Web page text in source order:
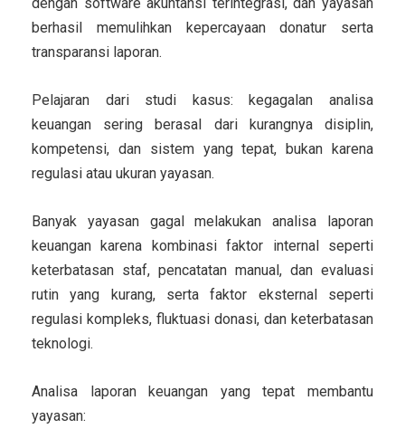
berhasil memulihkan kepercayaan donatur serta
transparansi laporan.
Pelajaran dari studi kasus: kegagalan analisa
keuangan sering berasal dari kurangnya disiplin,
kompetensi, dan sistem yang tepat, bukan karena
regulasi atau ukuran yayasan.
Banyak yayasan gagal melakukan analisa laporan
keuangan karena kombinasi faktor internal seperti
keterbatasan staf, pencatatan manual, dan evaluasi
rutin yang kurang, serta faktor eksternal seperti
regulasi kompleks, fluktuasi donasi, dan keterbatasan
teknologi.
Analisa laporan keuangan yang tepat membantu
yayasan: